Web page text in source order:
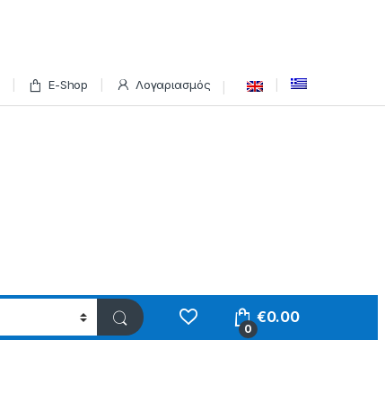
E-Shop Λογαριασμός
0
€0.00